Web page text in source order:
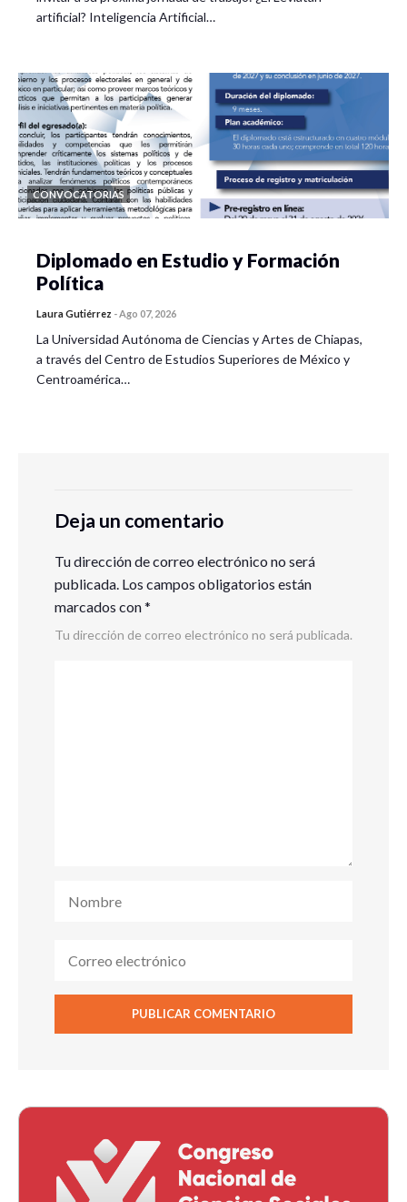
artificial? Inteligencia Artificial…
CONVOCATORIAS
Diplomado en Estudio y Formación
Política
Laura Gutiérrez -Ago 07, 2026
La Universidad Autónoma de Ciencias y Artes de Chiapas,
a través del Centro de Estudios Superiores de México y
Centroamérica…
Deja un comentario
Tu dirección de correo electrónico no será
publicada. Los campos obligatorios están
marcados con*
Tu dirección de correo electrónico no será publicada.